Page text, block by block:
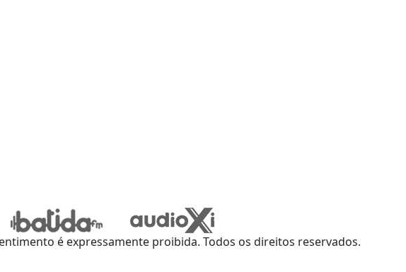
é expressamente proibida. Todos os direitos reservados.